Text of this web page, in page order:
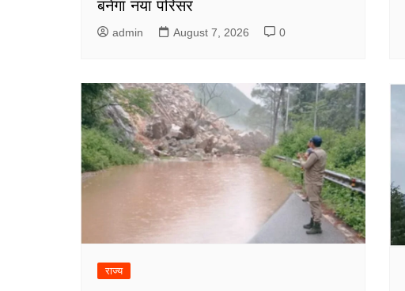
बनेगा नया परिसर
admin August 7, 2026 0
राज्य